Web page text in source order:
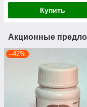
Купить
Акционные
–42%